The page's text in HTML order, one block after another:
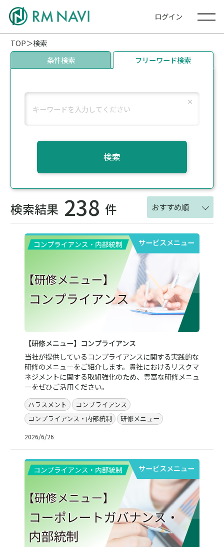
ログイン
TOP
検索
条件検索
フリーワード検索
検索
検索結果 238 件 おすすめ順
サービスメニュー
【研修メニュー】コンプライアンス
当社が提供しているコンプライアンスに関する実践的な
研修のメニューをご紹介します。貴社におけるリスクマ
ネジメントに関する取組強化のため、豊富な研修メニュ
ーをぜひご活用ください。
ハラスメント
コンプライアンス
コンプライアンス・内部統制
研修メニュー
2026/6/26
サービスメニュー